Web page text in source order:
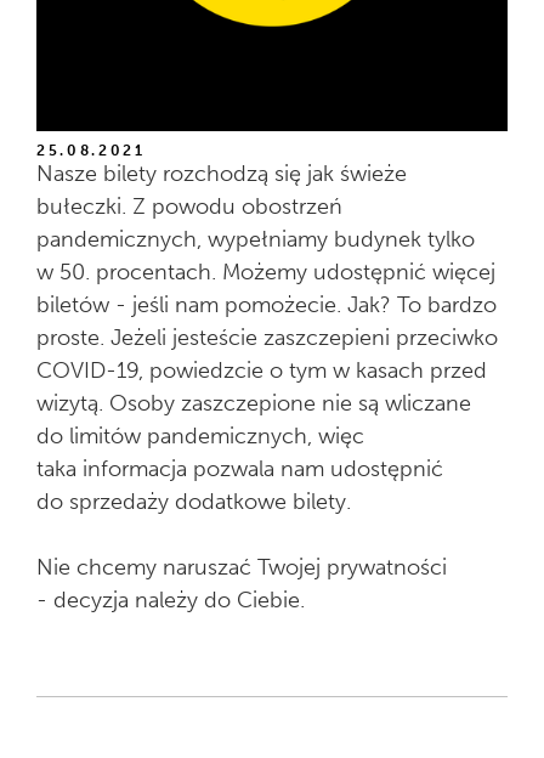
25.08.2021
Nasze bilety rozchodzą się jak świeże
bułeczki. Z powodu obostrzeń
pandemicznych, wypełniamy budynek tylko
w 50. procentach. Możemy udostępnić więcej
biletów - jeśli nam pomożecie. Jak? To bardzo
proste. Jeżeli jesteście zaszczepieni przeciwko
COVID-19, powiedzcie o tym w kasach przed
wizytą. Osoby zaszczepione nie są wliczane
do limitów pandemicznych, więc
taka informacja pozwala nam udostępnić
do sprzedaży dodatkowe bilety.
Nie chcemy naruszać Twojej prywatności
- decyzja należy do Ciebie.